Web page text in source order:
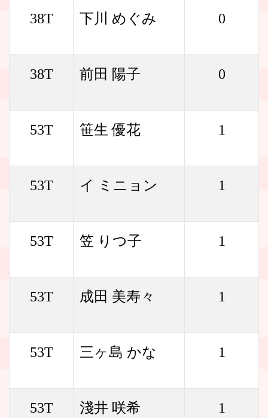
38T 下川 めぐみ 0
38T 前田 陽子 0
53T 笹生 優花 1
53T イ ミニョン 1
53T 笠 りつ子 1
53T 成田 美寿々 1
53T 三ヶ島 かな 1
53T 淺井 咲希 1